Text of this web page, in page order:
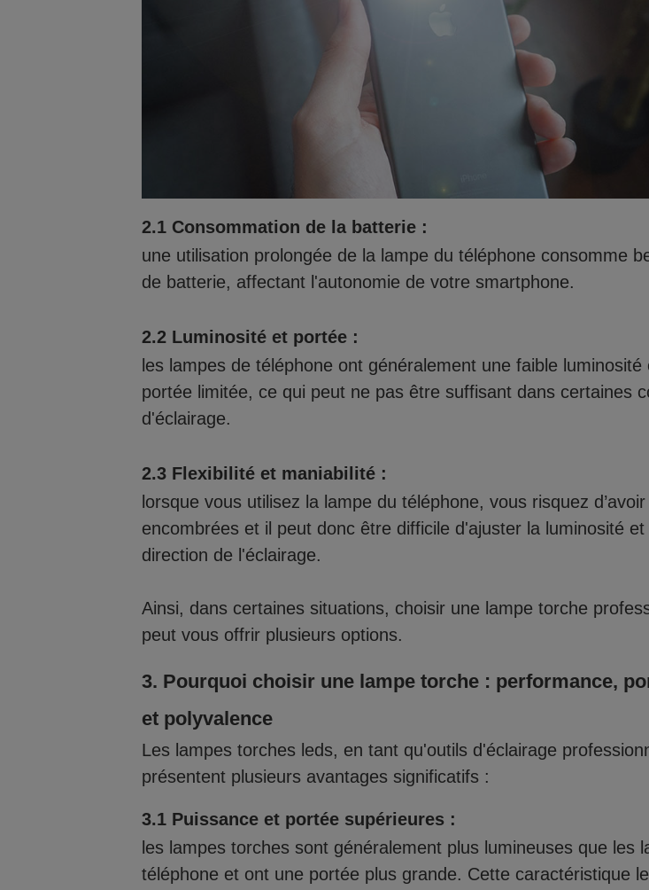
2.1 Consommation de la batterie :
une utilisation prolongée de la lampe du téléphone consomme
de batterie, affectant l'autonomie de votre smartphone.
2.2 Luminosité et portée :
les lampes de téléphone ont généralement une faible luminosité
portée limitée, ce qui peut ne pas être suffisant dans certaines
d'éclairage.
2.3 Flexibilité et maniabilité :
lorsque vous utilisez la lampe du téléphone, vous risquez
encombrées et il peut donc être difficile d'ajuster la luminosité et
direction de l'éclairage.
Ainsi, dans certaines situations, choisir une lampe torche
peut vous offrir plusieurs options.
3. Pourquoi choisir une lampe torche : performance,
et polyvalence
Les lampes torches leds, en tant qu'outils d'éclairage
présentent plusieurs avantages significatifs :
3.1 Puissance et portée supérieures :
les lampes torches sont généralement plus lumineuses que les
téléphone et ont une portée plus grande. Cette caractéristique